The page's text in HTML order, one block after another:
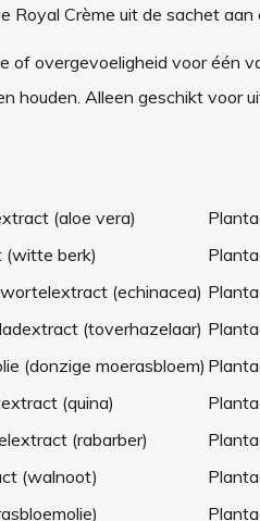
Royal Crème uit de sachet
of overgevoeligheid voor één
houden. Alleen geschikt voor
(aloe vera)
(witte berk)
(echinacea)
(toverhazelaar)
(donzige moerasbloem)
(quina)
(rabarber)
(walnoot)